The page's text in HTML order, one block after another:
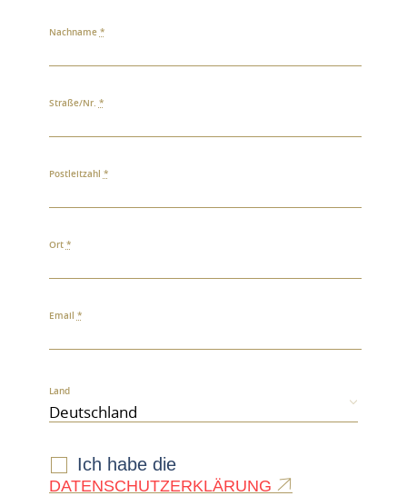
Nachname *
Straße/Nr. *
Postleitzahl *
Ort *
Email *
Land
Ich habe die
DATENSCHUTZERKLÄRUNG